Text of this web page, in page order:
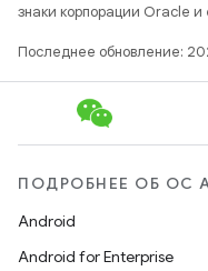
знаки корпорации Oracle
Последнее обновление:
ПОДРОБНЕЕ ОБ ОС
Android
Android for Enterprise